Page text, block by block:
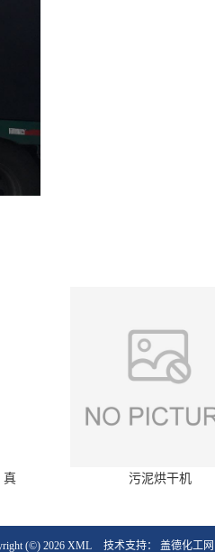
真
污泥烘干机
(©) 2026 XML 技术支持： 盖德化工网